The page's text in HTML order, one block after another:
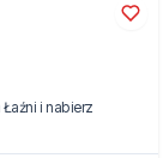
i nabierz